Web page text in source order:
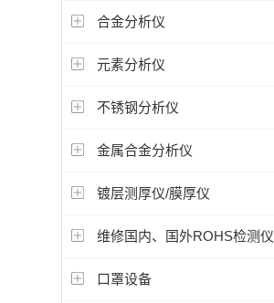
合金分析仪
元素分析仪
不锈钢分析仪
金属合金分析仪
镀层测厚仪/膜厚仪
维修国内、国外ROHS检测仪
口罩设备